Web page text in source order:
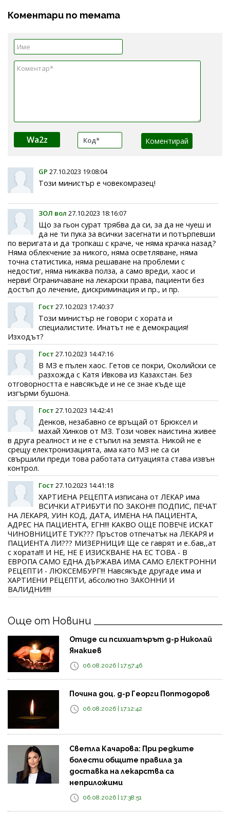
Коментари по темата
Wa2z
GP 27.10.2023 19:08:04
Този министър е човекомразец!
ЗОЛ вол 27.10.2023 18:16:07
Що за гьон сурат трябва да си, за да не чуеш и
да не ти пука за всички засегнати и потърпевши
по веригата и да тропкаш с краче, че няма крачка назад?
Няма облекчение за никого, няма осветляване, няма
точна статистика, няма решаване на проблеми с
недостиг, няма никаква полза, а само вреди, хаос и
нерви! Ограничаване на лекарски права, пациенти без
достъп до лечение, дискриминация и пр., и пр.
Гост 27.10.2023 17:40:37
Този министър не говори с хората и
специалистите. Инатът не е демокрация!
Изходът?
Гост 27.10.2023 14:47:16
В МЗ е пълен хаос. Гетов се покри, Околийски се
разхожда с Катя Ивкова из Казахстан. Без
отговорността е навсякъде и не се знае къде ще
изгърми бушона.
Гост 27.10.2023 14:42:41
Денков, незабавно се връщай от Брюксел и
махай Хинков от МЗ. Този човек наистина живее
в друга реалност и не е стъпил на земята. Никой не е
срещу електронизацията, ама като МЗ не са си
свършили преди това работата ситуацията става извън
контрол.
Гост 27.10.2023 14:41:18
ХАРТИЕНА РЕЦЕПТА изписана от ЛЕКАР има
ВСИЧКИ АТРИБУТИ ПО ЗАКОН!!! ПОДПИС, ПЕЧАТ
НА ЛЕКАРЯ, УИН КОД, ДАТА, ИМЕНА НА ПАЦИЕНТА,
AДРЕС НА ПАЦИЕНТА, ЕГН!!! КАКВО ОЩЕ ПОВЕЧЕ ИСКАТ
ЧИНОВНИЦИТЕ ТУК??? Пръстов отпечатък на ЛЕКАРЯ и
ПАЦИЕНТА ЛИ??? МИЗЕРНИЦИ! Ще се гаврят и е..бав,,ат
с хората!!! И НЕ, НЕ Е ИЗИСКВАНЕ НА ЕС ТОВА - В
ЕВРОПА САМО ЕДНА ДЪРЖАВА ИМА САМО ЕЛЕКТРОННИ
РЕЦЕПТИ - ЛЮКСЕМБУРГ!!! Навсякъде другаде има и
ХАРТИЕНИ РЕЦЕПТИ, абсолютно ЗАКОННИ И
ВАЛИДНИ!!!!
Още от Новини
Отиде си психиатърът д-р Николай
Янакиев
06.08.2026 | 17:57:46
Почина доц. д-р Георги Поптодоров
06.08.2026 | 17:12:42
Светла Качарова: При редките
болести общите правила за
доставка на лекарства са
неприложими
06.08.2026 | 17:38:51